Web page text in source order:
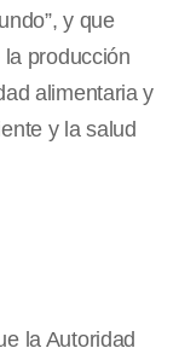
y que
producción
alimentaria y
y la salud
la Autoridad